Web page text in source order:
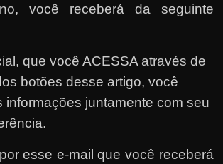
você receberá da seguinte
que você ACESSA através de
botões desse artigo, você
informações juntamente com seu
esse e-mail que você receberá